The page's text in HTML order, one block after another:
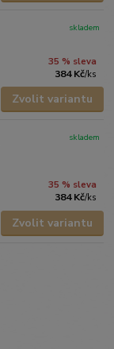
35 % sleva
384 Kč/ks
skladem
Zvolit variantu
35 % sleva
384 Kč/ks
skladem
Zvolit variantu